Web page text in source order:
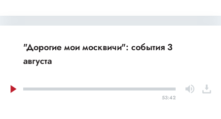
"Дорогие мои москвичи": события 3
августа
53:42